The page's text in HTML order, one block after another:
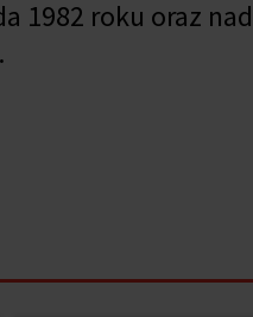
1982 roku oraz nad